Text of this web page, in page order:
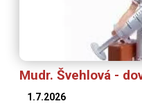
Mudr. Švehlová -
1.7.2026